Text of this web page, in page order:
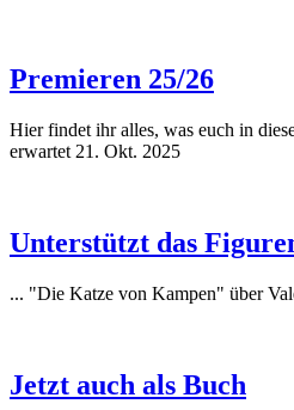
Premieren 25/26
Hier findet ihr alles, was euch in
erwartet 21. Okt. 2025
Unterstützt das
... "Die Katze von Kampen" über
Jetzt auch als Buch